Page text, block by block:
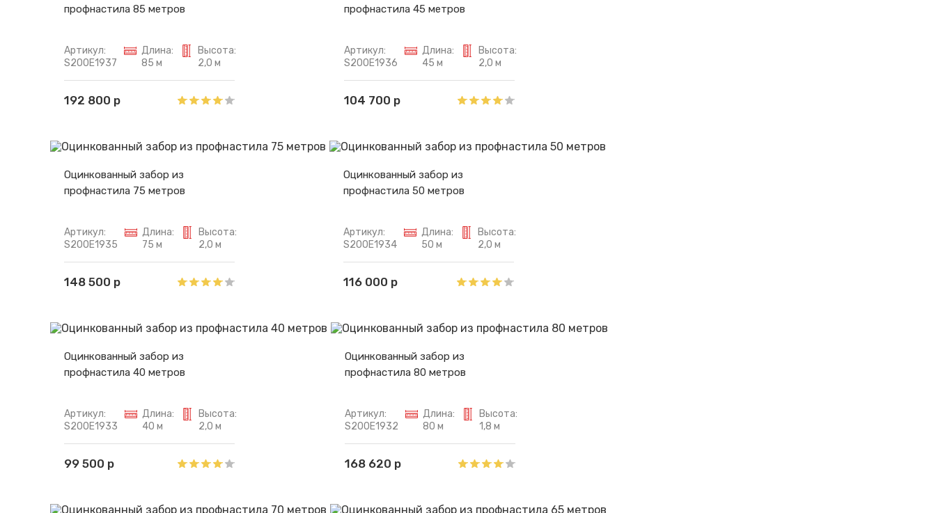
профнастила 85 метров
Артикул:
S200E1937
Длина:
85 м
Высота:
2,0 м
192 800 р
профнастила 45 метров
Артикул:
S200E1936
Длина:
45 м
Высота:
2,0 м
104 700 р
Оцинкованный забор из
профнастила 75 метров
Артикул:
S200E1935
Длина:
75 м
Высота:
2,0 м
148 500 р
Оцинкованный забор из
профнастила 50 метров
Артикул:
S200E1934
Длина:
50 м
Высота:
2,0 м
116 000 р
Оцинкованный забор из
профнастила 40 метров
Артикул:
S200E1933
Длина:
40 м
Высота:
2,0 м
99 500 р
Оцинкованный забор из
профнастила 80 метров
Артикул:
S200E1932
Длина:
80 м
Высота:
1,8 м
168 620 р